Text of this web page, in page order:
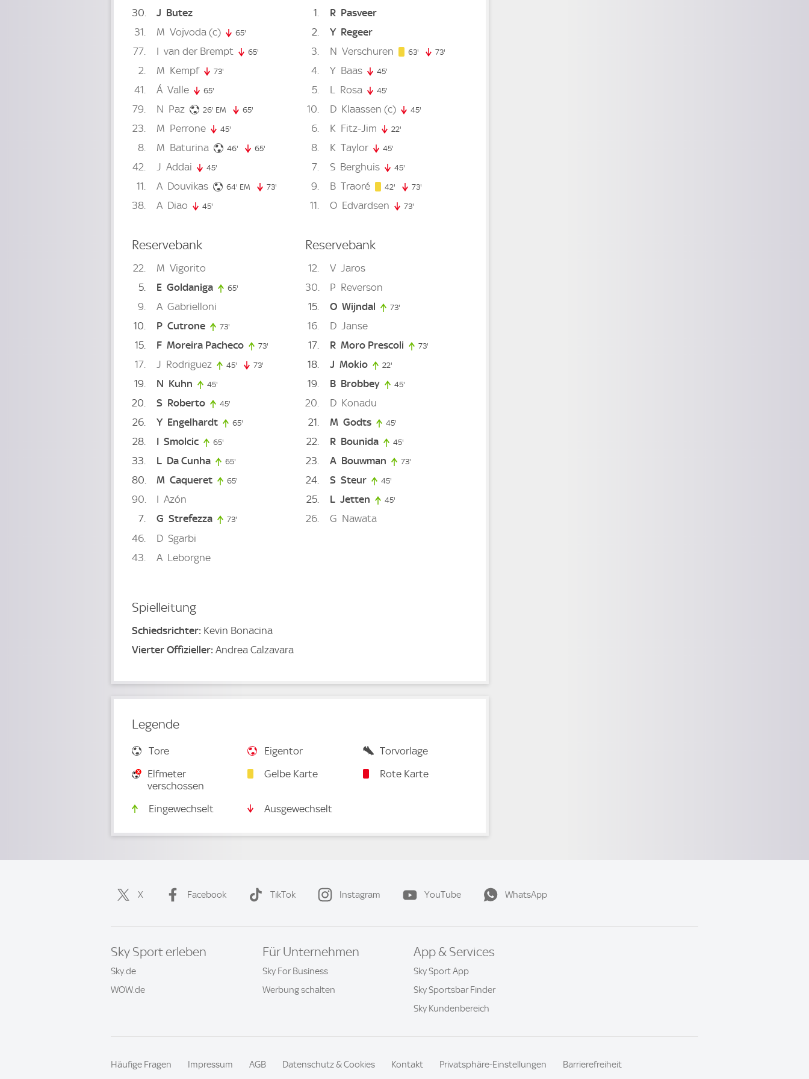
30 J Butez
31
M Vojvoda(c) 65'
77 I van der Brempt 65'
2 M Kempf 73'
41 Á Valle 65'
79 N Paz 26' 26. minute
EM 65'
23 M Perrone 45'
8 M Baturina 46' 46. minute
65'
42 J Addai 45'
11 A Douvikas 64' 64. minute
EM 73' 73. minute
38 A Diao 45'
Reservebank
22 M Vigorito
5
E Goldaniga 65'
9 A Gabrielloni
10
P Cutrone 73'
15 F Moreira Pacheco 73'
17 J Rodriguez 45' 45. minute
73'
19 N Kuhn 45'
20 S Roberto 45'
26 Y Engelhardt 65'
28 I Smolcic 65'
33 L Da Cunha 65'
80 M Caqueret 65'
90 I Azón
7
G Strefezza 73'
46 D Sgarbi
43
A Leborgne
1 R Pasveer
2
Y Regeer
3
N Verschuren 63' 63. minute
73'
4 Y Baas 45'
5 L Rosa 45'
10 D Klaassen (c) 45'
6 K Fitz-Jim 22'
8 K Taylor 45'
7 S Berghuis 45'
9 B Traoré 42' 42. minute
73'
11 O Edvardsen 73'
Reservebank
12 V
Jaros
30
P Reverson
15
O Wijndal 73'
16 D Janse
17
R Moro Prescoli 73'
18 J Mokio 22'
19 B Brobbey 45'
20 D Konadu
21
M Godts 45'
22 R Bounida 45'
23 A Bouwman 73'
24 S Steur 45'
25 L Jetten 45'
26 G Nawata
Spielleitung
Schiedsrichter: Kevin Bonacina
Vierter Offizieller: Andrea Calzavara
Legende
Tore Eigentor
Torvorlage
Elfmeter
verschossen
Gelbe Karte Rote Karte
Eingewechselt Ausgewechselt
X Facebook TikTok Instagram YouTube WhatsApp
Sky Sport erleben
Sky.de
WOW.de
Für Unternehmen
Sky For Business
Werbung schalten
App & Services
Sky Sport App
Sky Sportsbar Finder
Sky Kundenbereich
Häufige Fragen Impressum AGB Datenschutz & Cookies Kontakt Privatsphäre-Einstellungen Barrierefreiheit